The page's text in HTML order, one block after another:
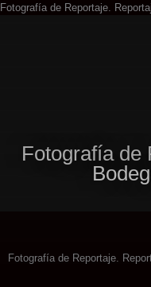
Fotografía de Reportaje.
Fotografía de
Fotografía de Reportaje.